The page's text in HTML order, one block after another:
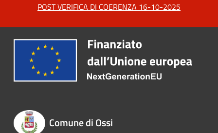
POST VERIFICA DI COERENZA 16-10-2025
Comune di Ossi